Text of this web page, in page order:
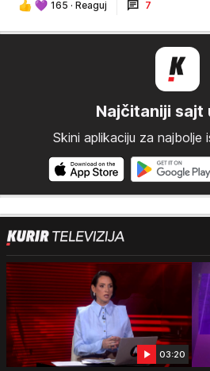
165 · Reaguj 7
Najčitaniji sajt
Skini aplikaciju za najbolje
03:20